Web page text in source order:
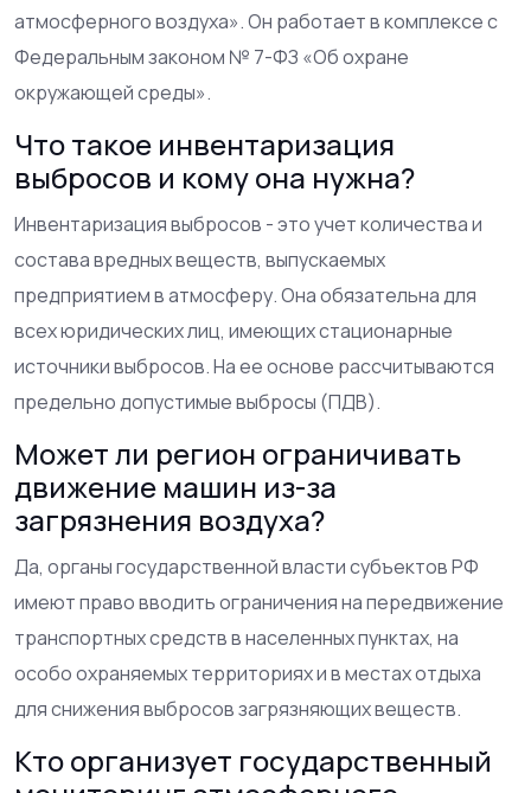
атмосферного воздуха». Он работает в комплексе с
Федеральным законом № 7-ФЗ «Об охране
окружающей среды».
Что такое инвентаризация
выбросов и кому она нужна?
Инвентаризация выбросов - это учет количества и
состава вредных веществ, выпускаемых
предприятием в атмосферу. Она обязательна для
всех юридических лиц, имеющих стационарные
источники выбросов. На ее основе рассчитываются
предельно допустимые выбросы (ПДВ).
Может ли регион ограничивать
движение машин из-за
загрязнения воздуха?
Да, органы государственной власти субъектов РФ
имеют право вводить ограничения на передвижение
транспортных средств в населенных пунктах, на
особо охраняемых территориях и в местах отдыха
для снижения выбросов загрязняющих веществ.
Кто организует государственный